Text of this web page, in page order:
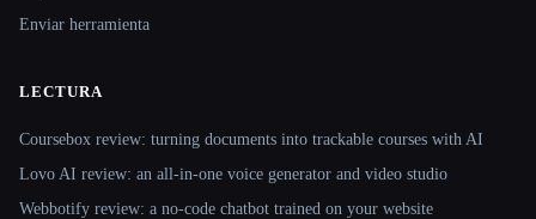
Enviar herramienta
LECTURA
Coursebox review: turning documents into trackable courses with AI
Lovo AI review: an all-in-one voice generator and video studio
Webbotify review: a no-code chatbot trained on your website